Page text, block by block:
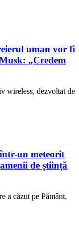
uman vor fi
„Credem
wireless, dezvoltat de
un meteorit
de știință
a căzut pe Pământ,